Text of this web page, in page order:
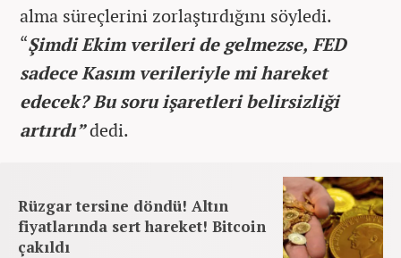
alma süreçlerini zorlaştırdığını söyledi.
“Şimdi Ekim verileri de gelmezse, FED
sadece Kasım verileriyle mi hareket
edecek? Bu soru işaretleri belirsizliği
artırdı”dedi.
Rüzgar tersine döndü! Altın
fiyatlarında sert hareket! Bitcoin
çakıldı